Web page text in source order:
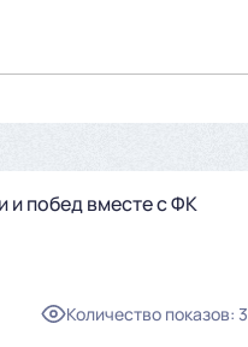
и побед вместе с ФК
Количество показов: